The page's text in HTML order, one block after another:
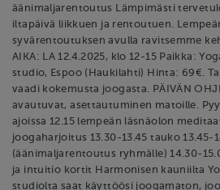
äänimaljarentoutus Lämpimästi
iltapäivä liikkuen ja rentoutuen.
syvärentoutuksen avulla ravitsemme
AIKA: LA 12.4.2025, klo 12-15 Paikka:
studio, Espoo (Haukilahti) Hinta: 69€.
vaadi kokemusta joogasta. PÄIVÄN
avautuvat, asettautuminen matoille.
ajoissa 12.15 lempeän läsnäolon
joogaharjoitus 13.30-13.45 tauko 13.45-
(äänimaljarentoutus ryhmälle) 14.30-
ja intuitio kortit Harmonisen kauniilta
studiolta saat käyttöösi joogamaton,